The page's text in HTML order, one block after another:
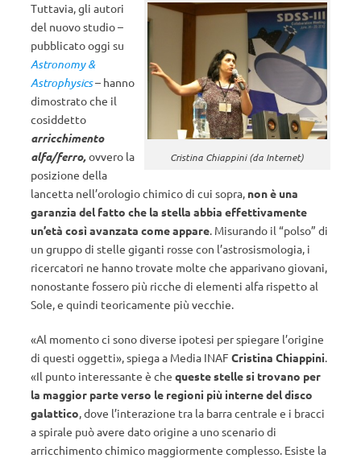
Cristina Chiappini (da Internet)
Tuttavia, gli autori
del nuovo studio –
pubblicato oggi su
Astronomy &
Astrophysics– hanno
dimostrato che il
cosiddetto
arricchimento
alfa/ferro,ovvero la
posizione della
lancetta nell’orologio chimico di cui sopra, non è una
garanzia del fatto che la stella abbia effettivamente
un’età così avanzata come appare. Misurando il “polso” di
un gruppo di stelle giganti rosse con l’astrosismologia, i
ricercatori ne hanno trovate molte che apparivano giovani,
nonostante fossero più ricche di elementi alfa rispetto al
Sole, e quindi teoricamente più vecchie.
«Al momento ci sono diverse ipotesi per spiegare l’origine
di questi oggetti», spiega a Media INAF Cristina Chiappini.
«Il punto interessante è che queste stelle si trovano per
la maggior parte verso le regioni più interne del disco
galattico, dove l’interazione tra la barra centrale e i bracci
a spirale può avere dato origine a uno scenario di
arricchimento chimico maggiormente complesso. Esiste la